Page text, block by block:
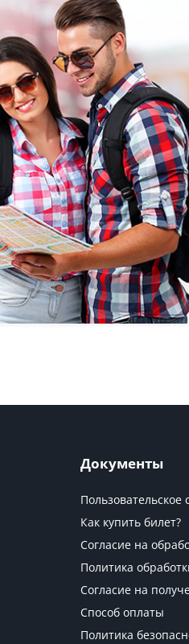
Документы
Пользовательское
Как купить билет?
Согласие на
Политика
Согласие на
Способ оплаты
Политика